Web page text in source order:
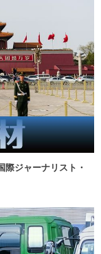
ジャーナリスト・